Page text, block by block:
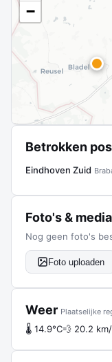
−
Betrokken
Eindhoven Zuid
Foto's & media
Nog geen foto's
Foto uploaden
Weer Plaatselijke
🌡 14.9°C💨 20.2